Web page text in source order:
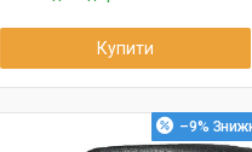
Купити
–9%